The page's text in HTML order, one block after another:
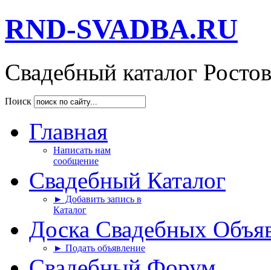
RND-SVADBA.RU
Свадебный каталог
Поиск
Главная
Написать нам
сообщение
Свадебный Каталог
► Добавить запись в
Каталог
Доска Свадебных
► Подать объявление